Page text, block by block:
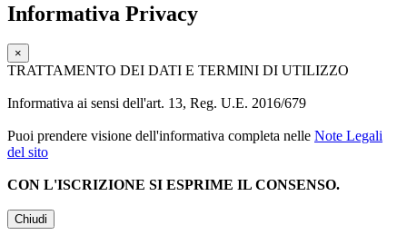
Informativa Privacy
×
TRATTAMENTO DEI DATI E TERMINI DI UTILIZZO
Informativa ai sensi dell'art. 13, Reg. U.E. 2016/679
Puoi prendere visione dell'informativa completa nelle Note Legali
del sito
CON L'ISCRIZIONE SI ESPRIME IL CONSENSO.
Chiudi